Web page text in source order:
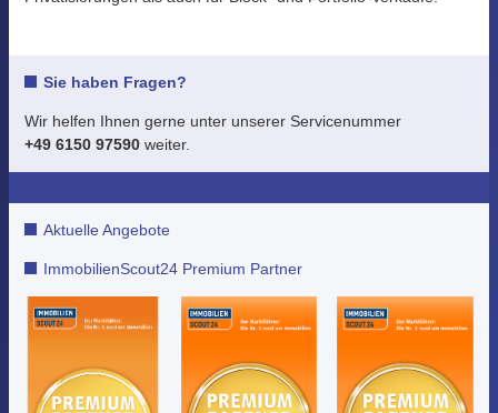
Sie haben Fragen?
Wir helfen Ihnen gerne unter unserer Servicenummer
+49 6150 97590 weiter.
Aktuelle Angebote
ImmobilienScout24 Premium Partner